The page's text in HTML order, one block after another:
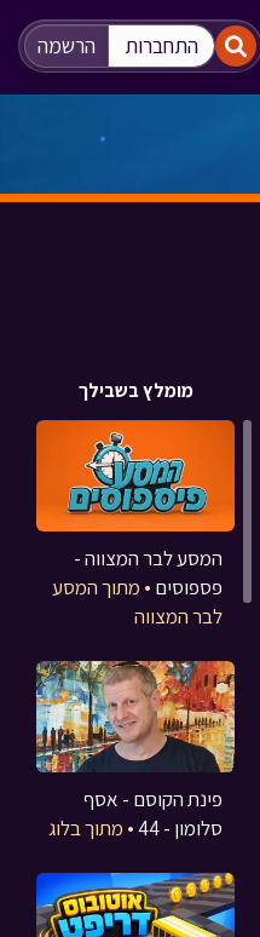
התחברות הרשמה
מומלץ בשבילך
המסע לבר המצווה -
פספוסים • מתוך המסע
לבר המצווה
פינת הקוסם - אסף
סלומון - 44
• מתוך בלוג